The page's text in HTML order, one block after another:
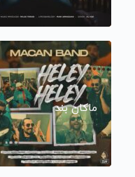
ماکان بند